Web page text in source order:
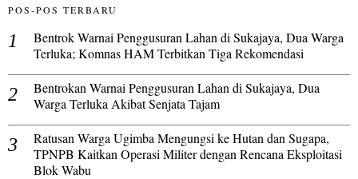
POS-POS TERBARU
Bentrok Warnai Penggusuran Lahan di Sukajaya, Dua Warga
Terluka; Komnas HAM Terbitkan Tiga Rekomendasi
Bentrokan Warnai Penggusuran Lahan di Sukajaya, Dua
Warga Terluka Akibat Senjata Tajam
Ratusan Warga Ugimba Mengungsi ke Hutan dan Sugapa,
TPNPB Kaitkan Operasi Militer dengan Rencana Eksploitasi
Blok Wabu